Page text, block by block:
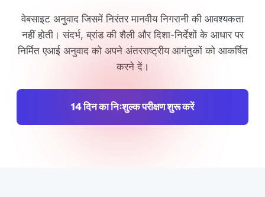
वेबसाइट अनुवाद जिसमें निरंतर मानवीय निगरानी की आवश्यकता
नहीं होती। संदर्भ, ब्रांड की शैली और दिशा-निर्देशों के आधार पर
निर्मित एआई अनुवाद को अपने अंतरराष्ट्रीय आगंतुकों को आकर्षित
करने दें।
14 दिन का निःशुल्क परीक्षण शुरू करें